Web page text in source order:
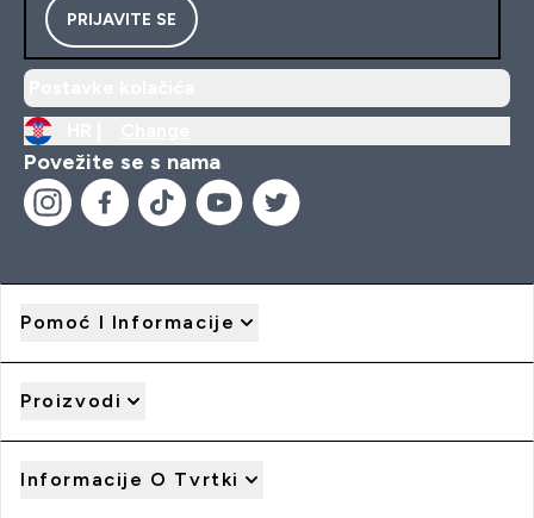
PRIJAVITE SE
Povežite se s nama
Pomoć I Informacije
Proizvodi
Informacije O Tvrtki